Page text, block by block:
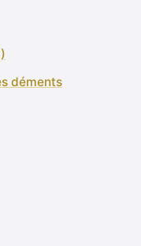
déments